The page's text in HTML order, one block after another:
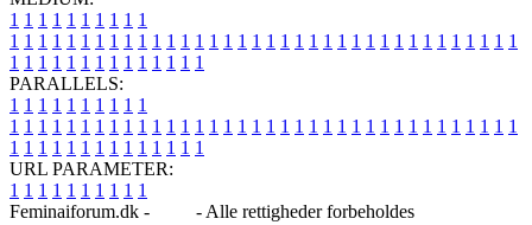
1 1 1 1 1 1 1 1 1 1
1 1 1 1 1 1 1 1 1 1 1 1 1 1 1 1 1 1 1 1 1 1 1 1 1 1 1 1 1 1 1 1 1 1 1 1
1 1 1 1 1 1 1 1 1 1 1 1 1 1
PARALLELS:
1 1 1 1 1 1 1 1 1 1
1 1 1 1 1 1 1 1 1 1 1 1 1 1 1 1 1 1 1 1 1 1 1 1 1 1 1 1 1 1 1 1 1 1 1 1
1 1 1 1 1 1 1 1 1 1 1 1 1 1
URL PARAMETER:
1 1 1 1 1 1 1 1 1 1
Feminaiforum.dk -
- Alle rettigheder forbeholdes